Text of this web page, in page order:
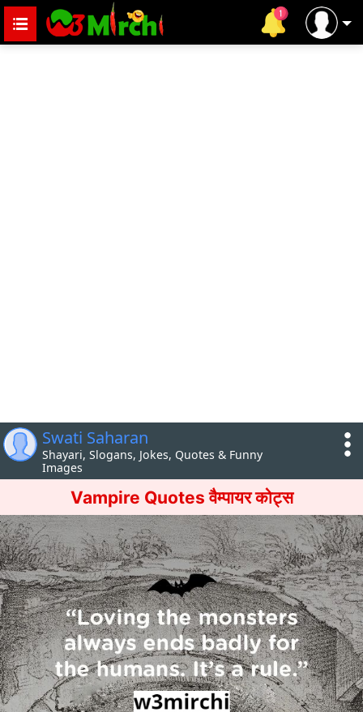
Swati Saharan
Shayari, Slogans, Jokes, Quotes & Funny
Images
Vampire Quotes वैम्पायर कोट्स